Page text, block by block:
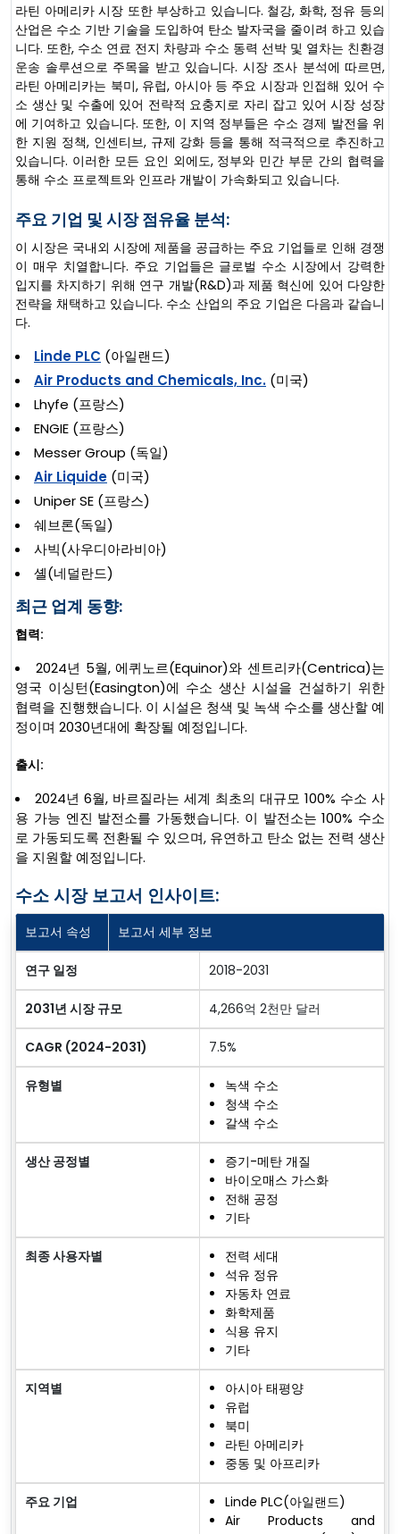
라틴 아메리카 시장 또한 부상하고 있습니다. 철강, 화학, 정유 등의
산업은 수소 기반 기술을 도입하여 탄소 발자국을 줄이려 하고 있습
니다. 또한, 수소 연료 전지 차량과 수소 동력 선박 및 열차는 친환경
운송 솔루션으로 주목을 받고 있습니다. 시장 조사 분석에 따르면,
라틴 아메리카는 북미, 유럽, 아시아 등 주요 시장과 인접해 있어 수
소 생산 및 수출에 있어 전략적 요충지로 자리 잡고 있어 시장 성장
에 기여하고 있습니다. 또한, 이 지역 정부들은 수소 경제 발전을 위
한 지원 정책, 인센티브, 규제 강화 등을 통해 적극적으로 추진하고
있습니다. 이러한 모든 요인 외에도, 정부와 민간 부문 간의 협력을
통해 수소 프로젝트와 인프라 개발이 가속화되고 있습니다.
주요 기업 및 시장 점유율 분석:
이 시장은 국내외 시장에 제품을 공급하는 주요 기업들로 인해 경쟁
이 매우 치열합니다. 주요 기업들은 글로벌 수소 시장에서 강력한
입지를 차지하기 위해 연구 개발(R&D)과 제품 혁신에 있어 다양한
전략을 채택하고 있습니다. 수소 산업의 주요 기업은 다음과 같습니
다.
Linde PLC (아일랜드)
Air Products and Chemicals, Inc. (미국)
Lhyfe (프랑스)
ENGIE (프랑스)
Messer Group (독일)
Air Liquide (미국)
Uniper SE (프랑스)
쉐브론(독일)
사빅(사우디아라비아)
셸(네덜란드)
최근 업계 동향:
협력:
2024년 5월, 에퀴노르(Equinor)와 센트리카(Centrica)는
영국 이싱턴(Easington)에 수소 생산 시설을 건설하기 위한
협력을 진행했습니다. 이 시설은 청색 및 녹색 수소를 생산할 예
정이며 2030년대에 확장될 예정입니다.
출시:
2024년 6월, 바르질라는 세계 최초의 대규모 100% 수소 사
용 가능 엔진 발전소를 가동했습니다. 이 발전소는 100% 수소
로 가동되도록 전환될 수 있으며, 유연하고 탄소 없는 전력 생산
을 지원할 예정입니다.
수소 시장 보고서 인사이트:
보고서 속성 보고서 세부 정보
연구 일정 2018-2031
2031년 시장 규모 4,266억 2천만 달러
CAGR (2024-2031) 7.5%
유형별
녹색 수소
청색 수소
갈색 수소
생산 공정별
증기-메탄 개질
바이오매스 가스화
전해 공정
기타
최종 사용자별
전력 세대
석유 정유
자동차 연료
화학제품
식용 유지
기타
지역별
아시아 태평양
유럽
북미
라틴 아메리카
중동 및 아프리카
주요 기업
Linde PLC(아일랜드)
Air Products and